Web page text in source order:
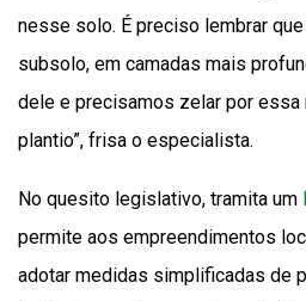
nesse solo. É preciso lembrar
subsolo, em camadas mais
dele e precisamos zelar por essa
plantio”, frisa o especialista.
No quesito legislativo, tramita um
permite aos empreendimentos
adotar medidas simplificadas de